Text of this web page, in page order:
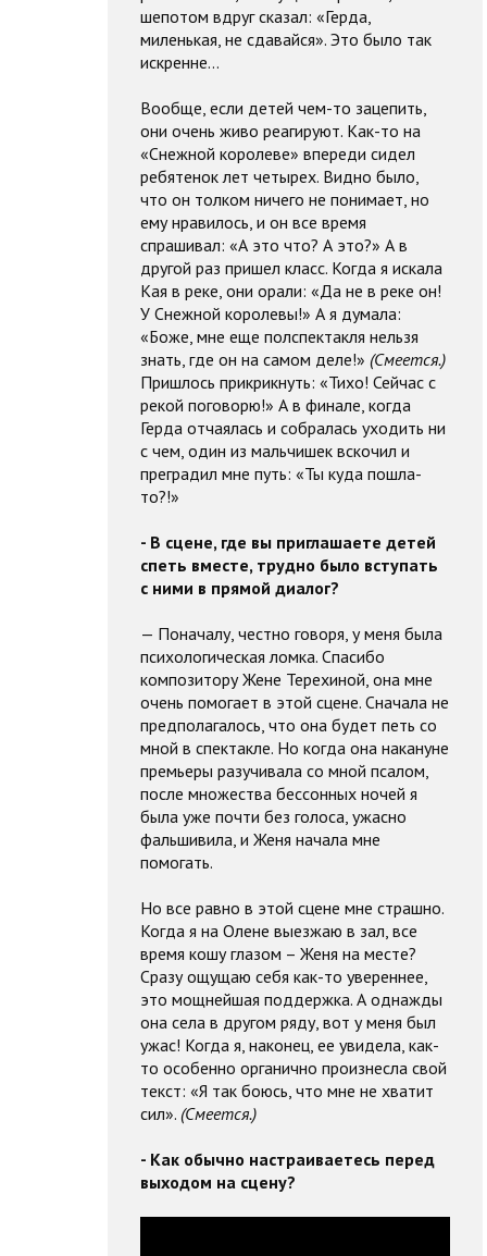
шепотом вдруг сказал: «Герда,
миленькая, не сдавайся». Это было так
искренне…
Вообще, если детей чем-то зацепить,
они очень живо реагируют. Как-то на
«Снежной королеве» впереди сидел
ребятенок лет четырех. Видно было,
что он толком ничего не понимает, но
ему нравилось, и он все время
спрашивал: «А это что? А это?» А в
другой раз пришел класс. Когда я искала
Кая в реке, они орали: «Да не в реке он!
У Снежной королевы!» А я думала:
«Боже, мне еще полспектакля нельзя
знать, где он на самом деле!» (Смеется.)
Пришлось прикрикнуть: «Тихо! Сейчас с
рекой поговорю!» А в финале, когда
Герда отчаялась и собралась уходить ни
с чем, один из мальчишек вскочил и
преградил мне путь: «Ты куда пошла-
то?!»
- В сцене, где вы приглашаете детей
спеть вместе, трудно было вступать
с ними в прямой диалог?
— Поначалу, честно говоря, у меня была
психологическая ломка. Спасибо
композитору Жене Терехиной, она мне
очень помогает в этой сцене. Сначала не
предполагалось, что она будет петь со
мной в спектакле. Но когда она накануне
премьеры разучивала со мной псалом,
после множества бессонных ночей я
была уже почти без голоса, ужасно
фальшивила, и Женя начала мне
помогать.
Но все равно в этой сцене мне страшно.
Когда я на Олене выезжаю в зал, все
время кошу глазом – Женя на месте?
Сразу ощущаю себя как-то увереннее,
это мощнейшая поддержка. А однажды
она села в другом ряду, вот у меня был
ужас! Когда я, наконец, ее увидела, как-
то особенно органично произнесла свой
текст: «Я так боюсь, что мне не хватит
сил». (Смеется.)
- Как обычно настраиваетесь перед
выходом на сцену?